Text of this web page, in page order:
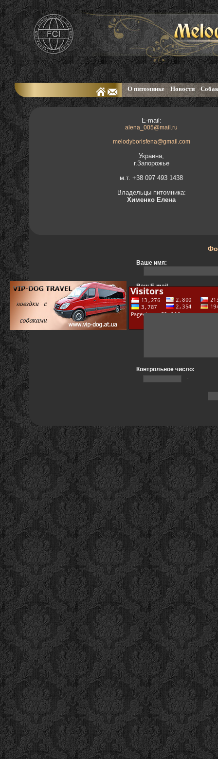
О питомнике Новости
E-mail:
alena_005@mail.ru
melodyborisfena@gmail.com
Украина,
г.Запорожье
м.т. +38 097 493 1438
Владельцы питомника:
Хименко Елена
Ваше имя:
Ваш E-mail
Текст сообщения:
Контрольное число: